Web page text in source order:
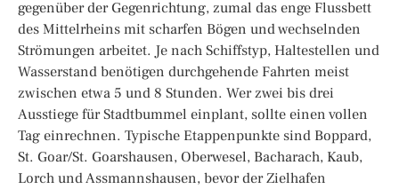
gegenüber der Gegenrichtung, zumal das enge Flussbett
des Mittelrheins mit scharfen Bögen und wechselnden
Strömungen arbeitet. Je nach Schiffstyp, Haltestellen und
Wasserstand benötigen durchgehende Fahrten meist
zwischen etwa 5 und 8 Stunden. Wer zwei bis drei
Ausstiege für Stadtbummel einplant, sollte einen vollen
Tag einrechnen. Typische Etappenpunkte sind Boppard,
St. Goar/St. Goarshausen, Oberwesel, Bacharach, Kaub,
Lorch und Assmannshausen, bevor der Zielhafen